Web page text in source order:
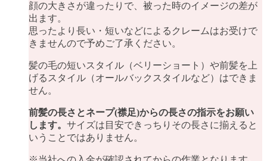
顔の大きさが違ったりで、被った時のイメージの差が
出ます。
思ったより長い・短いなどによるクレームはお受けで
きませんので予めご了承ください。
髪の毛の短いスタイル（ベリーショート）や前髪を上
げるスタイル（オールバックスタイルなど）はできま
せん。
前髪の長さとネープ(襟足)からの長さの指示をお願い
します。 サイズは目安できっちりその長さに揃えると
いうことではありません。